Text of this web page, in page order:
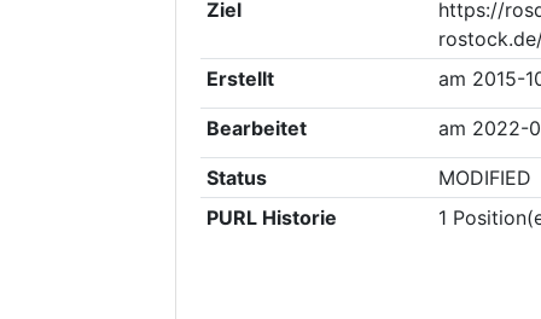
Ziel
https://
Erstellt
am 2015-
Bearbeitet am 2022-
Status
MODIFIED
PURL Historie
1